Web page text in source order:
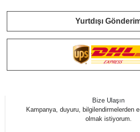
Yurtdışı
Bize Ulaşın
Kampanya, duyuru, bilgilendirmelerden
olmak istiyorum.